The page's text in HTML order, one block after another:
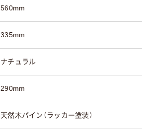
560mm
335mm
ナチュラル
290mm
天然木パイン（ラッカー塗装）